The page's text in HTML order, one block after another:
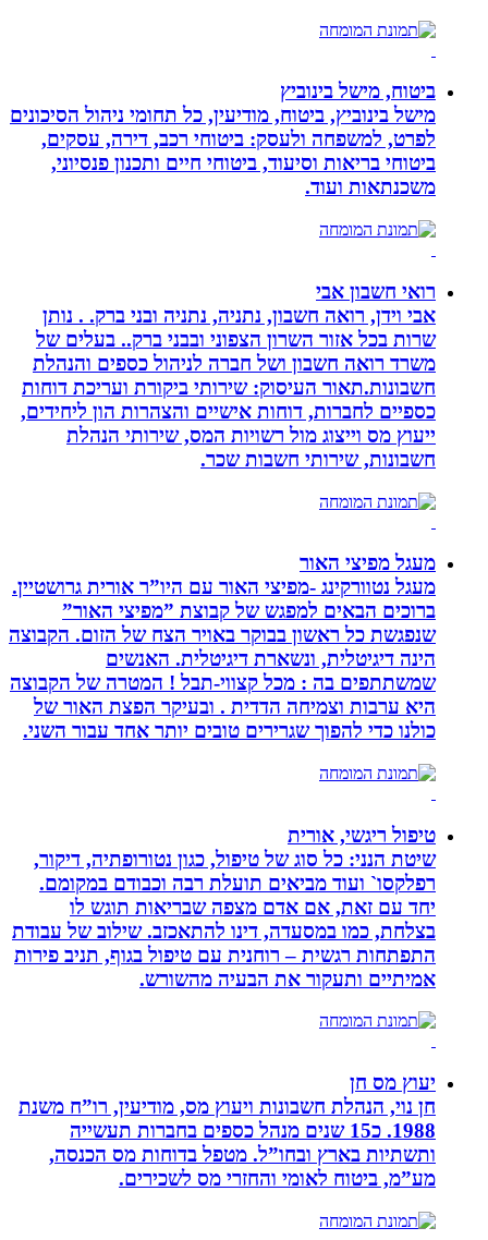
ביטוח, מישל בינוביץ
מישל בינוביץ, ביטוח, מודיעין, כל תחומי ניהול הסיכונים
לפרט, למשפחה ולעסק: ביטוחי רכב, דירה, עסקים,
ביטוחי בריאות וסיעוד, ביטוחי חיים ותכנון פנסיוני,
משכנתאות ועוד.
רואי חשבון אבי
אבי וידן, רואה חשבון, נתניה, נתניה ובני ברק. . נותן
שרות בכל אזור השרון הצפוני ובבני ברק.. בעלים של
משרד רואה חשבון ושל חברה לניהול כספים והנהלת
חשבונות.תאור העיסוק: שירותי ביקורת ועריכת דוחות
כספיים לחברות, דוחות אישיים והצהרות הון ליחידים,
ייעוץ מס וייצוג מול רשויות המס, שירותי הנהלת
חשבונות, שירותי חשבות שכר.
מעגל מפיצי האור
מעגל נטוורקינג -מפיצי האור עם היו”ר אורית גרושטיין.
ברוכים הבאים למפגש של קבוצת ”מפיצי האור”
שנפגשת כל ראשון בבוקר באויר הצח של הזום. הקבוצה
הינה דיגיטלית, ונשארת דיגיטלית. האנשים
שמשתתפים בה : מכל קצווי-תבל ! המטרה של הקבוצה
היא ערבות וצמיחה הדדית . ובעיקר הפצת האור של
כולנו כדי להפוך שגרירים טובים יותר אחד עבור השני.
טיפול ריגשי, אורית
שיטת הנני: כל סוג של טיפול, כגון נטורופתיה, דיקור,
רפלקסו` ועוד מביאים תועלת רבה וכבודם במקומם.
יחד עם זאת, אם אדם מצפה שבריאות תוגש לו
בצלחת, כמו במסעדה, דינו להתאכזב. שילוב של עבודת
התפתחות רגשית – רוחנית עם טיפול בגוף, תניב פירות
אמיתיים ותעקור את הבעיה מהשורש.
יעוץ מס חן
חן נוי, הנהלת חשבונות ויעוץ מס, מודיעין, רו”ח משנת
1988. כ15 שנים מנהל כספים בחברות תעשייה
ותשתיות בארץ ובחו”ל. מטפל בדוחות מס הכנסה,
מע”מ, ביטוח לאומי והחזרי מס לשכירים.